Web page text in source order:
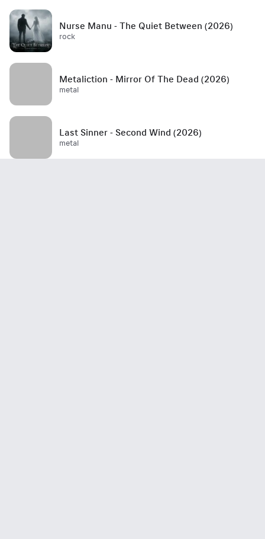
Nurse Manu - The Quiet Between (2026)
rock
Metaliction - Mirror Of The Dead (2026)
metal
Last Sinner - Second Wind (2026)
metal